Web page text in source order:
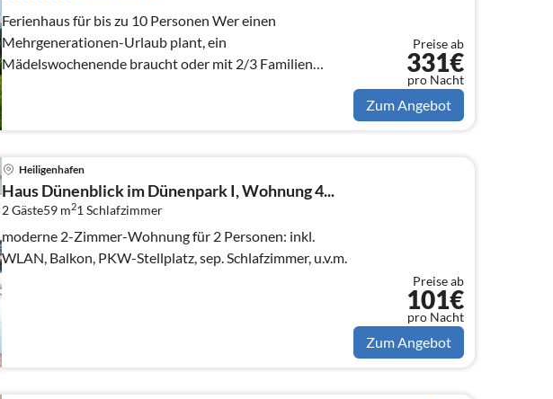
Ferienhaus für bis zu 10 Personen Wer einen
Mehrgenerationen-Urlaub plant, ein
Mädelswochenende braucht oder mit 2/3 Familien
Preise ab
331€
pro Nacht
Zum Angebot
Heiligenhafen
Haus Dünenblick im Dünenpark I, Wohnung 4...
2 Gäste59 m21 Schlafzimmer
moderne 2-Zimmer-Wohnung für 2 Personen: inkl.
WLAN, Balkon, PKW-Stellplatz, sep. Schlafzimmer, u.v.m.
Preise ab
101€
pro Nacht
Zum Angebot